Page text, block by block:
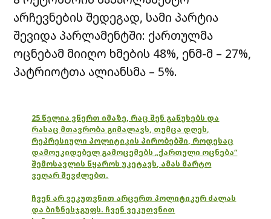
არჩევნების შედეგად, სამი პარტია
შევიდა პარლამენტში: ქართულმა
ოცნებამ მიიღო ხმების 48%, ენმ-მ – 27%,
პატრიოტთა ალიანსმა – 5%.
25 წელია ვწერთ იმაზე, რაც შენ გაწუხებს და
რასაც მთავრობა გიმალავს, თუმცა დღეს,
რეპრესიული პოლიტიკის პირობებში, როდესაც
დამოუკიდებელ გამოცემებს „ქართული ოცნება“
შემოსავლის წყაროს უკეტავს, ამას მარტო
ვეღარ შევძლებთ.
ჩვენ არ ვეკუთვნით არცერთ პოლიტიკურ ძალას
და ბიზნესჯგუფს. ჩვენ ვეკუთვნით